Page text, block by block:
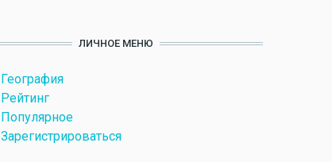
ЛИЧНОЕ МЕНЮ
География
Рейтинг
Популярное
Зарегистрироваться